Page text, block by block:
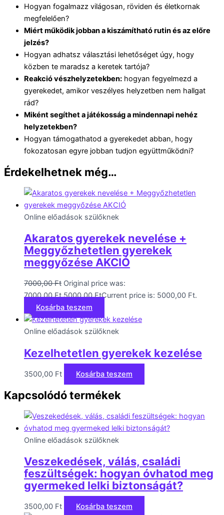
Hogyan fogalmazz világosan, röviden és életkornak
megfelelően?
Miért működik jobban a kiszámítható rutin és az előre
jelzés?
Hogyan adhatsz választási lehetőséget úgy, hogy
közben te maradsz a keretek tartója?
Reakció vészhelyzetekben: hogyan fegyelmezd a
gyerekedet, amikor veszélyes helyzetben nem hallgat
rád?
Miként segíthet a játékosság a mindennapi nehéz
helyzetekben?
Hogyan támogathatod a gyerekedet abban, hogy
fokozatosan egyre jobban tudjon együttműködni?
Érdekelhetnek még…
Online előadások szülőknek
Akaratos gyerekek nevelése +
Meggyőzhetetlen gyerekek
meggyőzése AKCIÓ
7000,00Ft Original price was:
7000,00 Ft.5000,00FtCurrent price is: 5000,00 Ft.
Kosárba teszem
Online előadások szülőknek
Kezelhetetlen gyerekek kezelése
3500,00 Ft Kosárba teszem
Kapcsolódó termékek
Online előadások szülőknek
Veszekedések, válás, családi
feszültségek: hogyan óvhatod meg
gyermeked lelki biztonságát?
3500,00 Ft Kosárba teszem